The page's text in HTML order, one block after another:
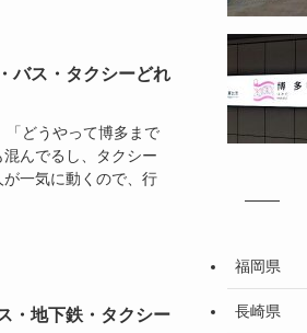
バス・タクシーどれ
「どうやって博多まで
んでるし、タクシー
一気に動くので、行
・地下鉄・タクシー
福岡県
長崎県